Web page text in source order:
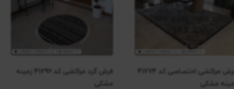
فرش مراکشی اختصاصی کد 41274
زمینه مشکی
فرش گرد مراکشی کد 41296 زمینه
مشکی